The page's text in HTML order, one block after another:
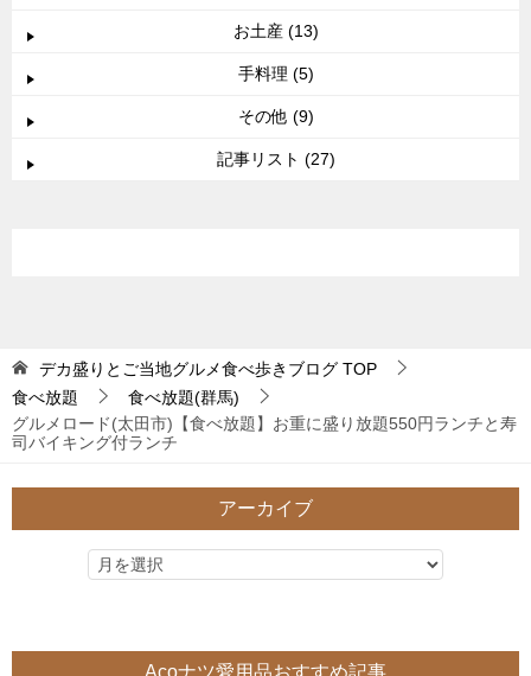
お土産 (13)
手料理 (5)
その他 (9)
記事リスト (27)
デカ盛りとご当地グルメ食べ歩きブログ TOP
食べ放題
食べ放題(群馬)
グルメロード(太田市)【食べ放題】お重に盛り放題550円ランチと寿
司バイキング付ランチ
アーカイブ
Acoナツ愛用品おすすめ記事